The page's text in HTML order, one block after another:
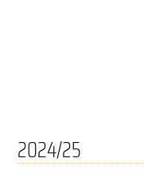
2024/25